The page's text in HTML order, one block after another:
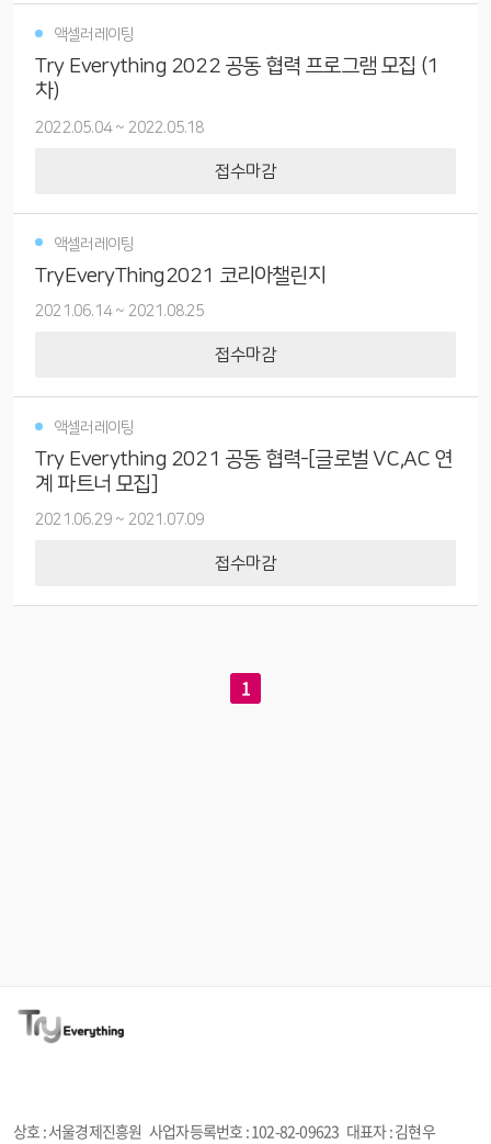
액셀러레이팅
Try Everything 2022 공동 협력 프로그램 모집 (1
차)
2022.05.04~ 2022.05.18
접수마감
액셀러레이팅
TryEveryThing2021 코리아챌린지
2021.06.14~ 2021.08.25
접수마감
액셀러레이팅
Try Everything 2021 공동 협력-[글로벌 VC,AC 연
계 파트너 모집]
2021.06.29 ~ 2021.07.09
접수마감
1
상호 : 서울경제진흥원 사업자등록번호 :102-82-09623 대표자 : 김현우